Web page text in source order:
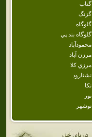
گتاب
گزنگ
گلوگاه
گلوگاه بند پي
محمودآباد
مرزن آباد
مرزي كلا
نشتارود
نكا
نور
نوشهر